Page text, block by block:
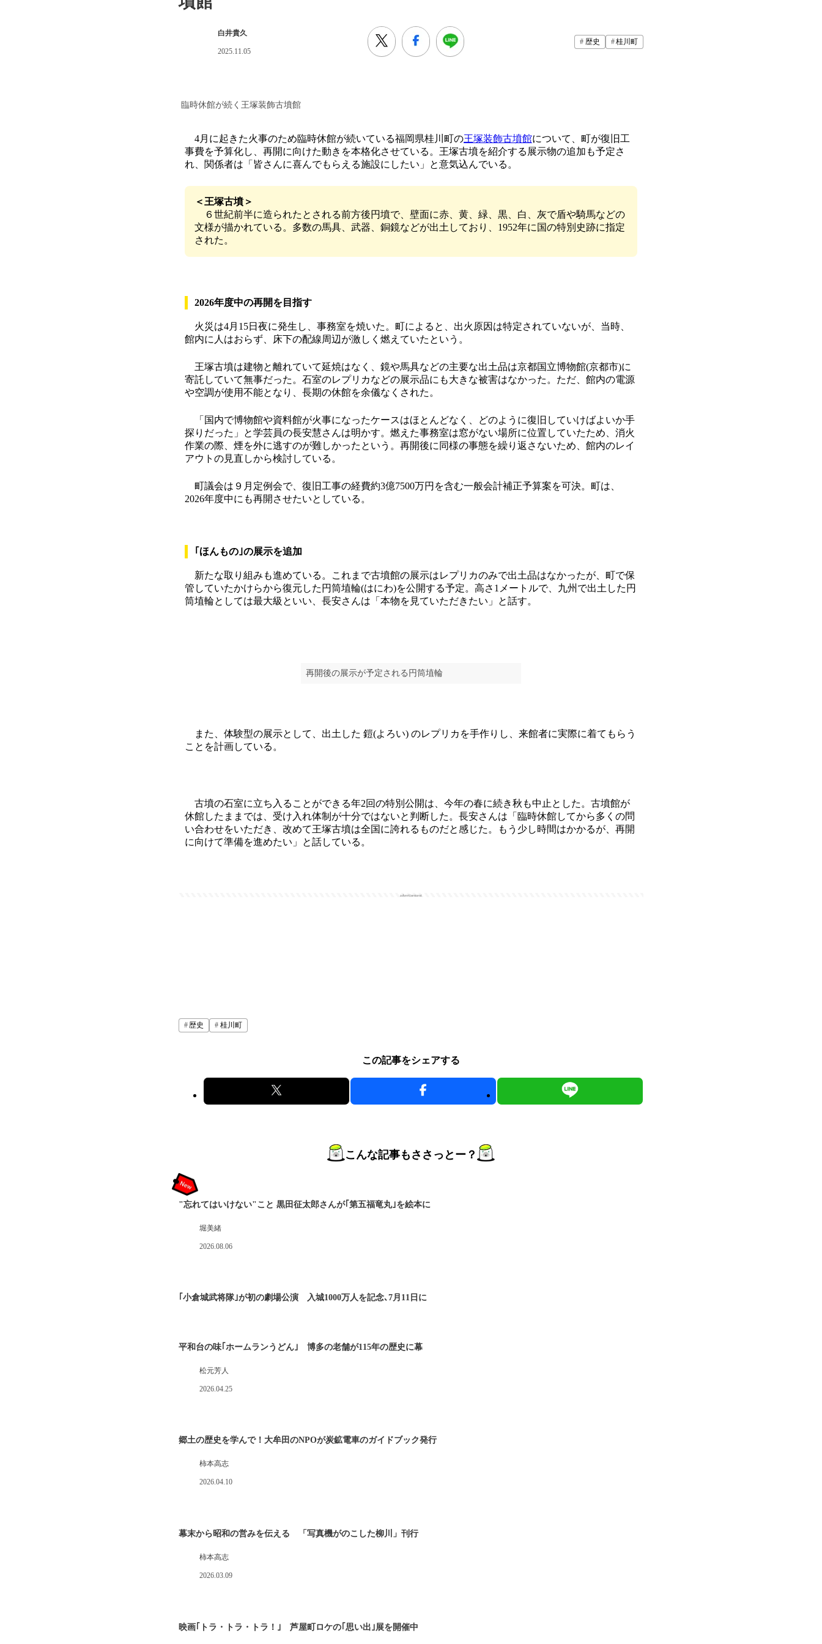
白井貴久
2025.11.05
歴史 桂川町
臨時休館が続く王塚装飾古墳館
4月に起きた火事のため臨時休館が続いている福岡県桂川町の王塚装飾古墳館について、町が復旧工
事費を予算化し、再開に向けた動きを本格化させている。王塚古墳を紹介する展示物の追加も予定さ
れ、関係者は「皆さんに喜んでもらえる施設にしたい」と意気込んでいる。
＜王塚古墳＞
６世紀前半に造られたとされる前方後円墳で、壁面に赤、黄、緑、黒、白、灰で盾や騎馬などの
文様が描かれている。多数の馬具、武器、銅鏡などが出土しており、1952年に国の特別史跡に指定
された。
2026年度中の再開を目指す
火災は4月15日夜に発生し、事務室を焼いた。町によると、出火原因は特定されていないが、当時、
館内に人はおらず、床下の配線周辺が激しく燃えていたという。
王塚古墳は建物と離れていて延焼はなく、鏡や馬具などの主要な出土品は京都国立博物館(京都市)に
寄託していて無事だった。石室のレプリカなどの展示品にも大きな被害はなかった。ただ、館内の電源
や空調が使用不能となり、長期の休館を余儀なくされた。
「国内で博物館や資料館が火事になったケースはほとんどなく、どのように復旧していけばよいか手
探りだった」と学芸員の長安慧さんは明かす。燃えた事務室は窓がない場所に位置していたため、消火
作業の際、煙を外に逃すのが難しかったという。再開後に同様の事態を繰り返さないため、館内のレイ
アウトの見直しから検討している。
町議会は９月定例会で、復旧工事の経費約3億7500万円を含む一般会計補正予算案を可決。町は、
2026年度中にも再開させたいとしている。
｢ほんもの｣の展示を追加
新たな取り組みも進めている。これまで古墳館の展示はレプリカのみで出土品はなかったが、町で保
管していたかけらから復元した円筒埴輪(はにわ)を公開する予定。高さ1メートルで、九州で出土した円
筒埴輪としては最大級といい、長安さんは「本物を見ていただきたい」と話す。
再開後の展示が予定される円筒埴輪
また、体験型の展示として、出土した 鎧(よろい) のレプリカを手作りし、来館者に実際に着てもらう
ことを計画している。
古墳の石室に立ち入ることができる年2回の特別公開は、今年の春に続き秋も中止とした。古墳館が
休館したままでは、受け入れ体制が十分ではないと判断した。長安さんは「臨時休館してから多くの問
い合わせをいただき、改めて王塚古墳は全国に誇れるものだと感じた。もう少し時間はかかるが、再開
に向けて準備を進めたい」と話している。
advertisement
歴史 桂川町
この記事をシェアする
こんな記事もささっとー？
"忘れてはいけない"こと 黒田征太郎さんが｢第五福竜丸｣を絵本に
堀美緒
2026.08.06
｢小倉城武将隊｣が初の劇場公演 入城1000万人を記念､7月11日に
平和台の味｢ホームランうどん｣ 博多の老舗が115年の歴史に幕
松元芳人
2026.04.25
郷土の歴史を学んで！大牟田のNPOが炭鉱電車のガイドブック発行
柿本高志
2026.04.10
幕末から昭和の営みを伝える 「写真機がのこした柳川」刊行
柿本高志
2026.03.09
映画｢トラ・トラ・トラ！｣ 芦屋町ロケの｢思い出｣展を開催中